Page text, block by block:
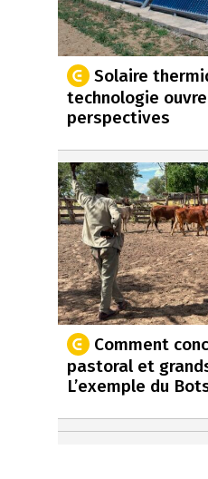
Solaire
technologie
perspectives
Comment
pastoral et
L’exemple du